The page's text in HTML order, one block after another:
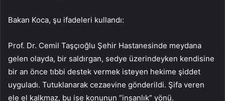
Bakan Koca, şu ifadeleri kullandı:
Prof. Dr. Cemil Taşçıoğlu Şehir Hastanesinde meydana
gelen olayda, bir saldırgan, sedye üzerindeyken kendisine
bir an önce tıbbi destek vermek isteyen hekime şiddet
uyguladı. Tutuklanarak cezaevine gönderildi. Şifa veren
ele el kalkmaz, bu ise konunun “insanlık” yönü.